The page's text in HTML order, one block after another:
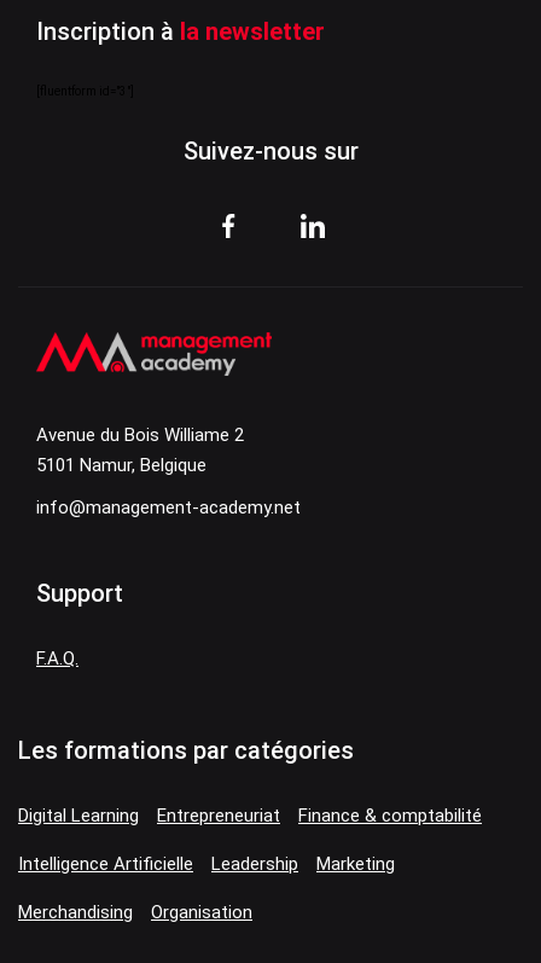
Inscription à la newsletter
Suivez-nous sur
Avenue du Bois Williame 2
5101 Namur, Belgique
info@management-academy.net
Support
F.A.Q.
Les formations par catégories
Digital Learning Entrepreneuriat Finance & comptabilité
Intelligence Artificielle Leadership Marketing
Merchandising Organisation